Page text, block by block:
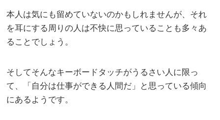
本人は気にも留めていないのかもしれませんが、それ
を耳にする周りの人は不快に思っていることも多々あ
ることでしょう。
そしてそんなキーボードタッチがうるさい人に限っ
て、「自分は仕事ができる人間だ」と思っている傾向
にあるようです。